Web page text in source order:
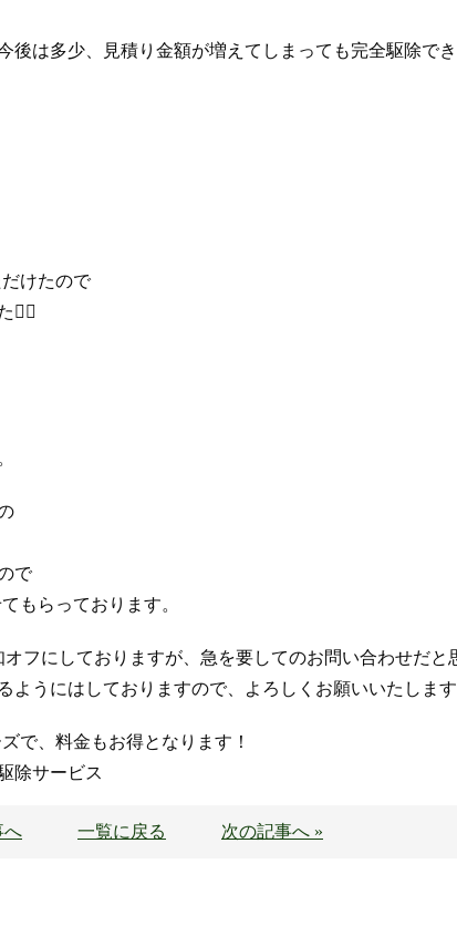
後は多少、見積り金額が増えてしまっても完全駆除で
けたので
🙇‍♂️
で
もらっております。
フにしておりますが、急を要してのお問い合わせだと
ようにはしておりますので、よろしくお願いいたします
で、料金もお得となります！
除サービス
へ 一覧に戻る 次の記事へ »